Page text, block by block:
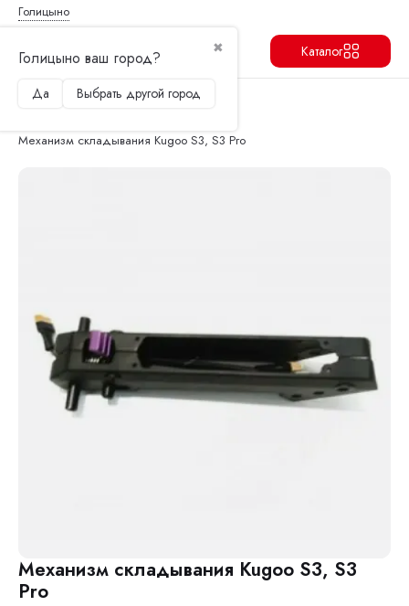
Голицыно
✖
Голицыно ваш город?
Да Выбрать другой город
Каталог
Главная
Запчасти и аксессуары
Механизм складывания Kugoo S3, S3 Pro
Механизм складывания Kugoo S3, S3
Pro
Продолжить